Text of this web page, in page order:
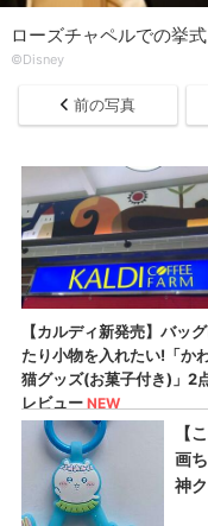
ローズチャペルでの挙式
©Disney
前の写真